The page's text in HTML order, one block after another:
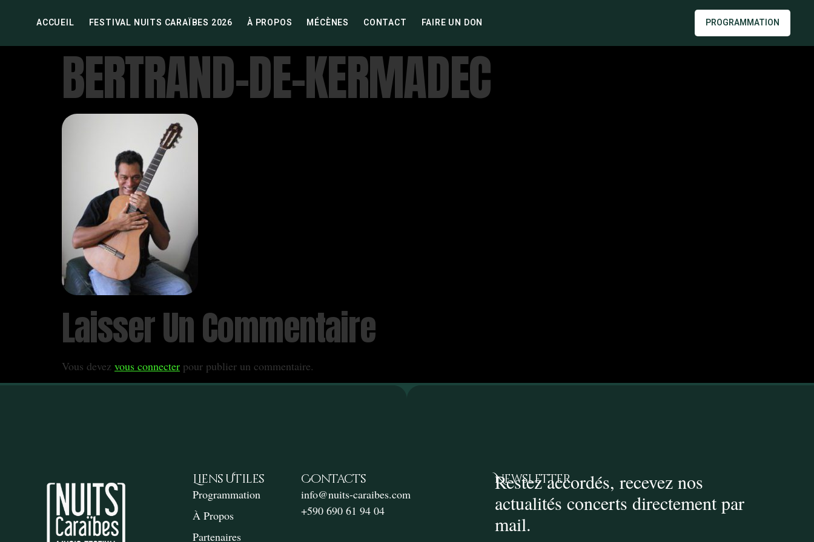
ACCUEIL FESTIVAL NUITS CARAÏBES 2026 À PROPOS MÉCÈNES CONTACT FAIRE UN DON PROGRAMMATION
BERTRAND-DE-KERMADEC
Laisser Un Commentaire
Vous devez vous connecter pour publier un commentaire.
Liens Utiles
Programmation
À Propos
Partenaires
Contacts
info@nuits-caraibes.com
+590 690 61 94 04
Newsletter
Restez accordés, recevez nos
actualités concerts directement par
mail.